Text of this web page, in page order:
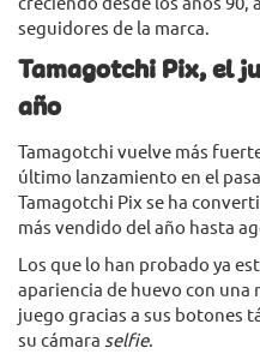
seguidores de la marca.
Tamagotchi Pix, el
año
Tamagotchi vuelve más
último lanzamiento en el
Tamagotchi Pix se ha
más vendido del año hasta
Los que lo han probado ya
apariencia de huevo con
juego gracias a sus botones
su cámara selfie.